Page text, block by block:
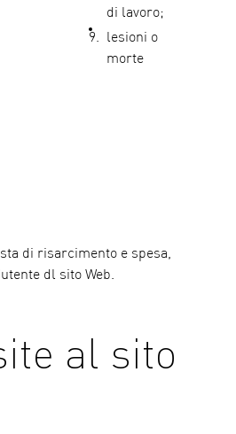
di lavoro;
lesioni o
morte
di risarcimento e spesa,
dl sito Web.
al sito